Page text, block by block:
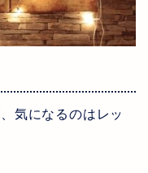
気になるのはレッ